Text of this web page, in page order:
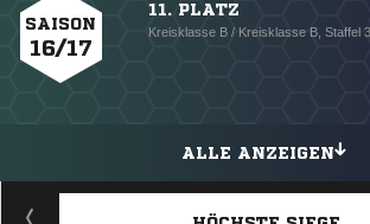
SAISON
16/17
11. PLATZ
Kreisklasse B / Kreisklasse B, Staffel 3
ALLE ANZEIGEN